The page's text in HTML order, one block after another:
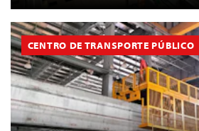
CENTRO DE TRANSPORTE PÚBLICO